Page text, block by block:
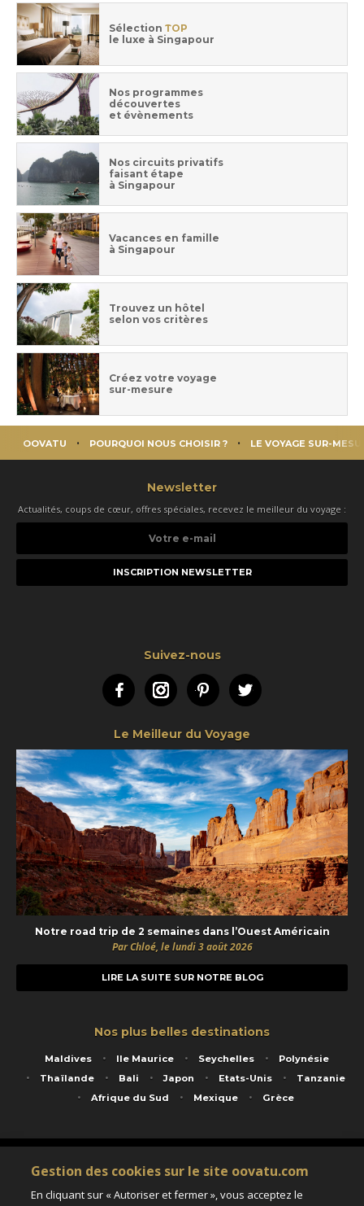
Sélection TOP
le luxe à Singapour
Nos programmes
découvertes
et évènements
Nos circuits privatifs
faisant étape
à Singapour
Vacances en famille
à Singapour
Trouvez un hôtel
selon vos critères
Créez votre voyage
sur-mesure
OOVATU POURQUOI NOUS CHOISIR ? LE VOYAGE SUR-
Newsletter
Actualités, coups de cœur, offres spéciales, recevez le meilleur du voyage :
e-
Suivez-nous
FacebookInstagramPinterestTwitter
Le Meilleur du Voyage
Notre road trip de 2 semaines dans l’Ouest Américain
Par Chloé, le lundi 3 août 2026
LIRE LA SUITE SUR NOTRE BLOG
Nos plus belles destinations
Maldives Ile Maurice Seychelles
Polynésie
Thaïlande
Bali Japon Etats-Unis
Tanzanie
Afrique du Sud
Mexique Grèce
Service animé par Nautil Voyages - 22 rue Georges Picquart 75017 Paris - S.A.S
au capital de 155 696 euros - RCS Paris B 423 671 973 - Code APE 7911Z
Matricule Atout France IM075100020 - Garantie financière Groupama - Agrément IATA
Gestion des cookies sur le site oovatu.com
En cliquant sur « Autoriser et fermer », vous acceptez le